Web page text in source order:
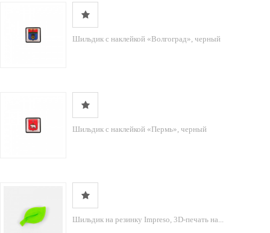
Шильдик с наклейкой «Волгоград», черный
Шильдик с наклейкой «Пермь», черный
Шильдик на резинку Impreso, 3D-печать на...